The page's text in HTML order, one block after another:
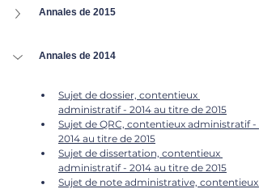
Annales de 2015
Annales de 2014
Sujet de dossier, contentieux
administratif - 2014 au titre de 2015
Sujet de QRC, contentieux administratif -
2014 au titre de 2015
Sujet de dissertation, contentieux
administratif - 2014 au titre de 2015
Sujet de note administrative, contentieux